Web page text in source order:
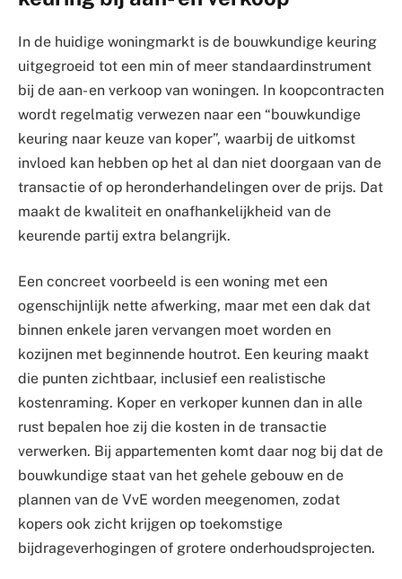
In de huidige woningmarkt is de bouwkundige keuring
uitgegroeid tot een min of meer standaardinstrument
bij de aan- en verkoop van woningen. In koopcontracten
wordt regelmatig verwezen naar een “bouwkundige
keuring naar keuze van koper”, waarbij de uitkomst
invloed kan hebben op het al dan niet doorgaan van de
transactie of op heronderhandelingen over de prijs. Dat
maakt de kwaliteit en onafhankelijkheid van de
keurende partij extra belangrijk.
Een concreet voorbeeld is een woning met een
ogenschijnlijk nette afwerking, maar met een dak dat
binnen enkele jaren vervangen moet worden en
kozijnen met beginnende houtrot. Een keuring maakt
die punten zichtbaar, inclusief een realistische
kostenraming. Koper en verkoper kunnen dan in alle
rust bepalen hoe zij die kosten in de transactie
verwerken. Bij appartementen komt daar nog bij dat de
bouwkundige staat van het gehele gebouw en de
plannen van de VvE worden meegenomen, zodat
kopers ook zicht krijgen op toekomstige
bijdrageverhogingen of grotere onderhoudsprojecten.